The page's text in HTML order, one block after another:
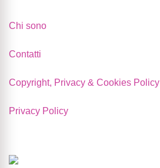
Chi sono
Contatti
Copyright, Privacy & Cookies Policy
Privacy Policy